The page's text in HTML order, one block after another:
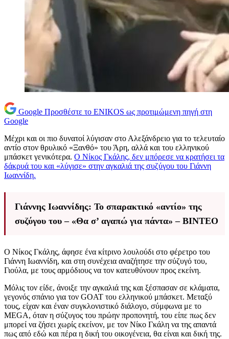
Google Προσθέστε το ENIKOS ως προτιμώμενη πηγή στη
Google
Μέχρι και οι πιο δυνατοί λύγισαν στο Αλεξάνδρειο για το τελευταίο
αντίο στον θρυλικό «Ξανθό» του Άρη, αλλά και του ελληνικού
μπάσκετ γενικότερα. Ο Νίκος Γκάλης, δεν μπόρεσε να κρατήσει τα
δάκρυά του και «λύγισε» στην αγκαλιά της συζύγου του Γιάννη
Ιωαννίδη.
Γιάννης Ιωαννίδης: Το σπαρακτικό «αντίο» της
συζύγου του – «Θα σ’ αγαπώ για πάντα» – ΒΙΝΤΕΟ
Ο Νίκος Γκάλης, άφησε ένα κίτρινο λουλούδι στο φέρετρο του
Γιάννη Ιωαννίδη, και στη συνέχεια αναζήτησε την σύζυγό του,
Γιούλα, με τους αρμόδιους να τον κατευθύνουν προς εκείνη.
Μόλις τον είδε, άνοιξε την αγκαλιά της και ξέσπασαν σε κλάματα,
γεγονός σπάνιο για τον GOAT του ελληνικού μπάσκετ. Μεταξύ
τους, είχαν και έναν συγκλονιστικό διάλογο, σύμφωνα με το
MEGA, όταν η σύζυγος του πρώην προπονητή, του είπε πως δεν
μπορεί να ζήσει χωρίς εκείνον, με τον Νίκο Γκάλη να της απαντά
πως από εδώ και πέρα η δική του οικογένεια, θα είναι και δική της.